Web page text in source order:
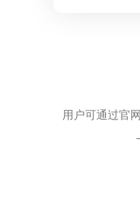
用户可通过官